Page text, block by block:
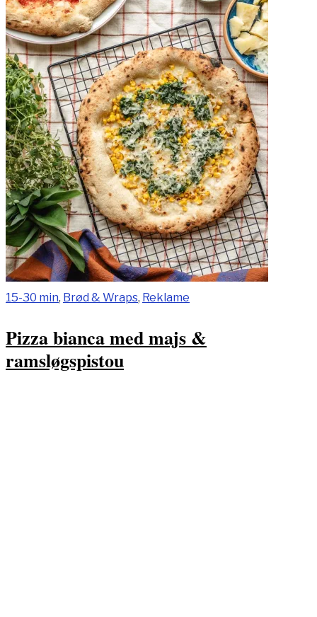
15-30 min, Brød & Wraps, Reklame
Pizza bianca med majs &
ramsløgspistou